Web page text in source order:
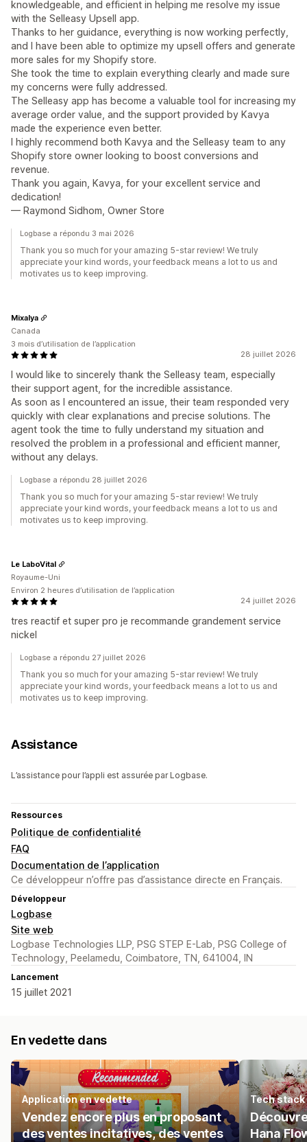
knowledgeable, and efficient in helping me resolve my issue
with the Selleasy Upsell app.
Thanks to her guidance, everything is now working perfectly,
and I have been able to optimize my upsell offers and generate
more sales for my Shopify store.
She took the time to explain everything clearly and made sure
my concerns were fully addressed.
The Selleasy app has become a valuable tool for increasing my
average order value, and the support provided by Kavya
made the experience even better.
I highly recommend both Kavya and the Selleasy team to any
Shopify store owner looking to boost conversions and
revenue.
Thank you again, Kavya, for your excellent service and
dedication!
— Raymond Sidhom, Owner Store
Logbase a répondu 3 mai 2026
Thank you so much for your amazing 5-star review! We truly
appreciate your kind words, your feedback means a lot to us and
motivates us to keep improving.
28 juillet 2026
I would like to sincerely thank the Selleasy team, especially
their support agent, for the incredible assistance.
As soon as I encountered an issue, their team responded very
quickly with clear explanations and precise solutions. The
agent took the time to fully understand my situation and
resolved the problem in a professional and efficient manner,
without any delays.
Mixalya
Canada
3 mois d’utilisation de l’application
Logbase a répondu 28 juillet 2026
Thank you so much for your amazing 5-star review! We truly
appreciate your kind words, your feedback means a lot to us and
motivates us to keep improving.
24 juillet 2026
tres reactif et super pro je recommande grandement service
nickel
Le LaboVital
Royaume-Uni
Environ 2 heures d’utilisation de l’application
Logbase a répondu 27 juillet 2026
Thank you so much for your amazing 5-star review! We truly
appreciate your kind words, your feedback means a lot to us and
motivates us to keep improving.
Assistance
L’assistance pour l’appli est assurée par Logbase.
Ressources
Politique de confidentialité
FAQ
Documentation de l’application
Ce développeur n’offre pas d’assistance directe en Français.
Développeur
Logbase
Site web
Logbase Technologies LLP, PSG STEP E-Lab, PSG College of
Technology, Peelamedu, Coimbatore, TN, 641004, IN
Lancement
15 juillet 2021
En vedette dans
Application en vedette
Vendez encore plus en proposant
des ventes incitatives, des ventes
Tech stack
Hana